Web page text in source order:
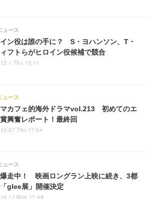
ン役は誰の手に？ S・ヨハンソン、T・
フトらがヒロイン役候補で競合
ュース
Thu 13:11
カフェ的海外ドラマvol.213 初めてのエ
興奮レポート！最終回
ュース
Thu 17:04
走中！ 映画ロングラン上映に続き、3都
glee展」開催決定
ュース
Mon 17:48